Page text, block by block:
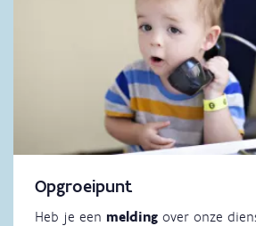
Opgroeipunt
Heb je een melding over onze